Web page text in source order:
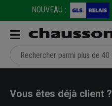
NOUVEAU :
Vous êtes déjà client ?